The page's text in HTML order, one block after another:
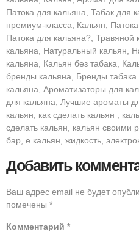
Патока для кальяна, Табак для
премиум-класса, Кальян,
Патока для кальяна?, Травяной
кальяна, Натуральный кальян,
кальяна, Кальян без табака,
бренды кальяна, Бренды табака
кальяна, Ароматизаторы для
для кальяна, Лучшие ароматы
кальян, как сделать кальян ,
сделать кальян, кальян своими
бар, е кальян, жидкость,
Добавить
Ваш адрес email не будет
помечены *
Комментарий *